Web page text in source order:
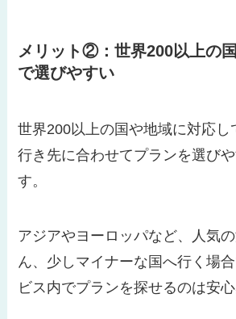
メリット②：世界200以上の
で選びやすい
世界200以上の国や地域に対応し
行き先に合わせてプランを選び
す。
アジアやヨーロッパなど、人気
ん、少しマイナーな国へ行く場
ビス内でプランを探せるのは安心